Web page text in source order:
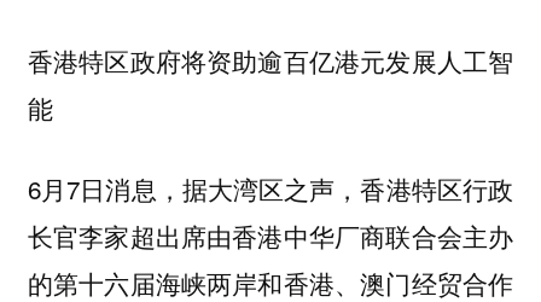
香港特区政府将资助逾百亿港元发展人工智
能
6月7日消息，据大湾区之声，香港特区行政
长官李家超出席由香港中华厂商联合会主办
的第十六届海峡两岸和香港、澳门经贸合作